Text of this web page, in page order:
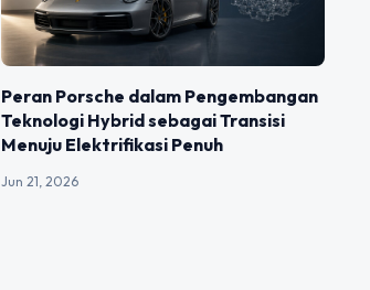
Peran Porsche dalam Pengembangan
Teknologi Hybrid sebagai Transisi
Menuju Elektrifikasi Penuh
Jun 21, 2026